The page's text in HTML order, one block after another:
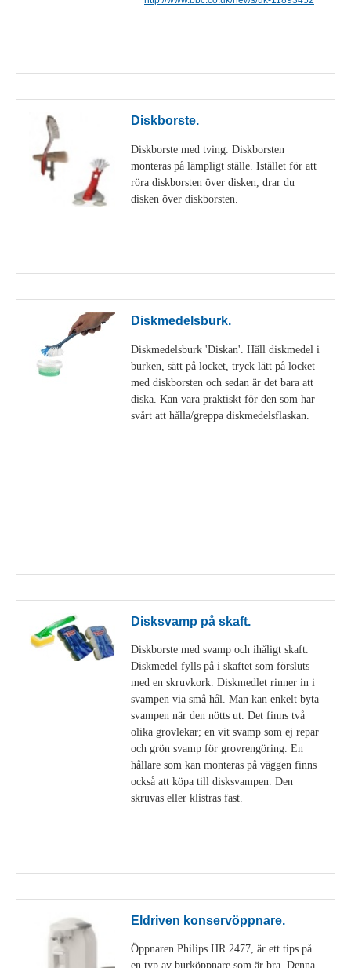
Diskborste.
Diskborste med tving. Diskborsten
monteras på lämpligt ställe. Istället för att
röra diskborsten över disken, drar du
disken över diskborsten.
Diskmedelsburk.
Diskmedelsburk 'Diskan'. Häll diskmedel i
burken, sätt på locket, tryck lätt på locket
med diskborsten och sedan är det bara att
diska. Kan vara praktiskt för den som har
svårt att hålla/greppa diskmedelsflaskan.
Disksvamp på skaft.
Diskborste med svamp och ihåligt skaft.
Diskmedel fylls på i skaftet som försluts
med en skruvkork. Diskmedlet rinner in i
svampen via små hål. Man kan enkelt byta
svampen när den nötts ut. Det finns två
olika grovlekar; en vit svamp som ej repar
och grön svamp för grovrengöring. En
hållare som kan monteras på väggen finns
också att köpa till disksvampen. Den
skruvas eller klistras fast.
Eldriven konservöppnare.
Öppnaren Philips HR 2477, är ett tips på
en typ av burköppnare som är bra. Denna